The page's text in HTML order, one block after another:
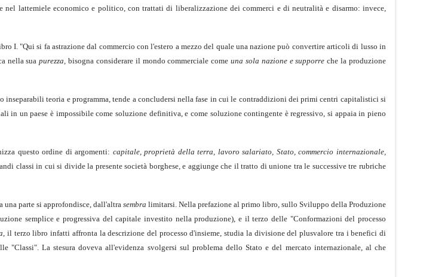
lattemiele economico e politico, con trattati di liberalizzazione dei commerci e di neutralità e disarmo: invece,
I. "Qui si fa astrazione dal commercio con l'estero a mezzo del quale una nazione può convertire articoli di lusso in
nella sua purezza, bisogna considerare il mondo commerciale comeuna sola nazione e supporre che la produzione
teoria e programma, tende a concludersi nella fase in cui le contraddizioni dei primi centri capitalistici si
in un paese è impossibile come soluzione definitiva, e come soluzione contingente è regressivo, si appaia in pieno
questo ordine di argomenti: capitale, proprietà della terra, lavoro salariato, Stato, commercio internazionale,
classi in cui si divide la presente società borghese, e aggiunge che il tratto di unione tra le successive tre rubriche
una parte si approfondisce, dall'altra sembra limitarsi. Nella prefazione al primo libro, sullo Sviluppo della Produzione
semplice e progressiva del capitale investito nella produzione), e il terzo delle "Conformazioni del processo
il terzo libro infatti affronta la descrizione del processo d'insieme, studia la divisione del plusvalore tra i benefici di
La stesura doveva all'evidenza svolgersi sul problema dello Stato e del mercato internazionale, al che